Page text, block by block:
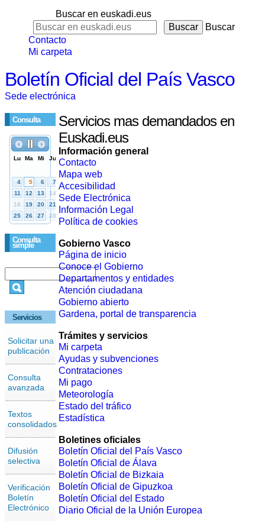
Buscar en euskadi.eus
Buscar
Contacto
Mi carpeta
Boletín Oficial del País Vasco
Sede electrónica
Consulta
Consulta
simple
Servicios
Solicitar una
publicación
Consulta
avanzada
Textos
consolidados
Difusión
selectiva
Verificación
Boletín
Electrónico
Servicios mas demandados en
Euskadi.eus
Información general
Contacto
Mapa web
Accesibilidad
Sede Electrónica
Información Legal
Política de cookies
Gobierno Vasco
Página de inicio
Conoce el Gobierno
Departamentos y entidades
Atención ciudadana
Gobierno abierto
Gardena, portal de transparencia
Trámites y servicios
Mi carpeta
Ayudas y subvenciones
Contrataciones
Mi pago
Meteorología
Estado del tráfico
Estadística
Boletines oficiales
Boletín Oficial del País Vasco
Boletín Oficial de Álava
Boletín Oficial de Bizkaia
Boletín Oficial de Gipuzkoa
Boletín Oficial del Estado
Diario Oficial de la Unión Europea